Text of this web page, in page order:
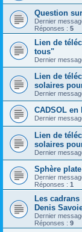
Question
Dernier
Réponses : 5
Lien de
tous"
Dernier
Lien de
solaires
Dernier
CADSOL en
Dernier
Lien de
solaires
Dernier
Sphère
Dernier
Réponses : 1
Les
Denis
Dernier
Réponses : 9